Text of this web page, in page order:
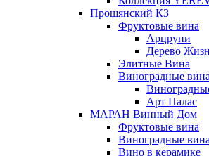
Прошянский КЗ
Фруктовые вина
Арцруни
Дерево
Элитные Вина
Виноградные вина
Арт Палас
МАРАН Винный Дом
Фруктовые вина
Виноградные вина
Вино в керамике